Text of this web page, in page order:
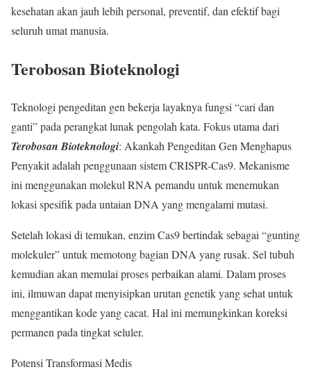
kesehatan akan jauh lebih personal, preventif, dan efektif bagi
seluruh umat manusia.
Terobosan Bioteknologi
Teknologi pengeditan gen bekerja layaknya fungsi “cari dan
ganti” pada perangkat lunak pengolah kata. Fokus utama dari
Terobosan Bioteknologi: Akankah Pengeditan Gen Menghapus
Penyakit adalah penggunaan sistem CRISPR-Cas9. Mekanisme
ini menggunakan molekul RNA pemandu untuk menemukan
lokasi spesifik pada untaian DNA yang mengalami mutasi.
Setelah lokasi di temukan, enzim Cas9 bertindak sebagai “gunting
molekuler” untuk memotong bagian DNA yang rusak. Sel tubuh
kemudian akan memulai proses perbaikan alami. Dalam proses
ini, ilmuwan dapat menyisipkan urutan genetik yang sehat untuk
menggantikan kode yang cacat. Hal ini memungkinkan koreksi
permanen pada tingkat seluler.
Potensi Transformasi Medis